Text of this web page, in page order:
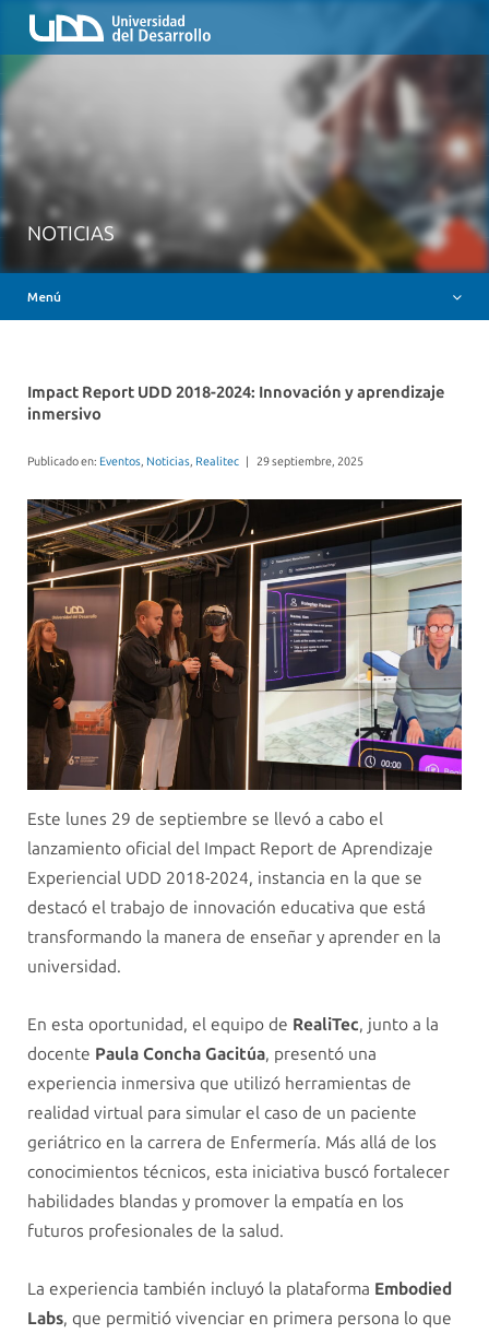
NOTICIAS
Menú
Inicio
QUIÉNES SOMOS
MESA AYUDA CANVAS
INSIGNIAS DIGITALES
Impact Report UDD 2018-2024: Innovación y aprendizaje
inmersivo
Publicado en: Eventos, Noticias, Realitec 29 septiembre, 2025
Este lunes 29 de septiembre se llevó a cabo el
lanzamiento oficial del Impact Report de Aprendizaje
Experiencial UDD 2018-2024, instancia en la que se
destacó el trabajo de innovación educativa que está
transformando la manera de enseñar y aprender en la
universidad.
En esta oportunidad, el equipo de RealiTec, junto a la
docente Paula Concha Gacitúa, presentó una
experiencia inmersiva que utilizó herramientas de
realidad virtual para simular el caso de un paciente
geriátrico en la carrera de Enfermería. Más allá de los
conocimientos técnicos, esta iniciativa buscó fortalecer
habilidades blandas y promover la empatía en los
futuros profesionales de la salud.
La experiencia también incluyó la plataforma Embodied
Labs, que permitió vivenciar en primera persona lo que